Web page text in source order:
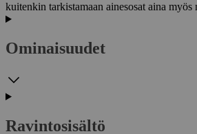
kuitenkin tarkistamaan ainesosat aina myös
Ominaisuudet
Ravintosisältö